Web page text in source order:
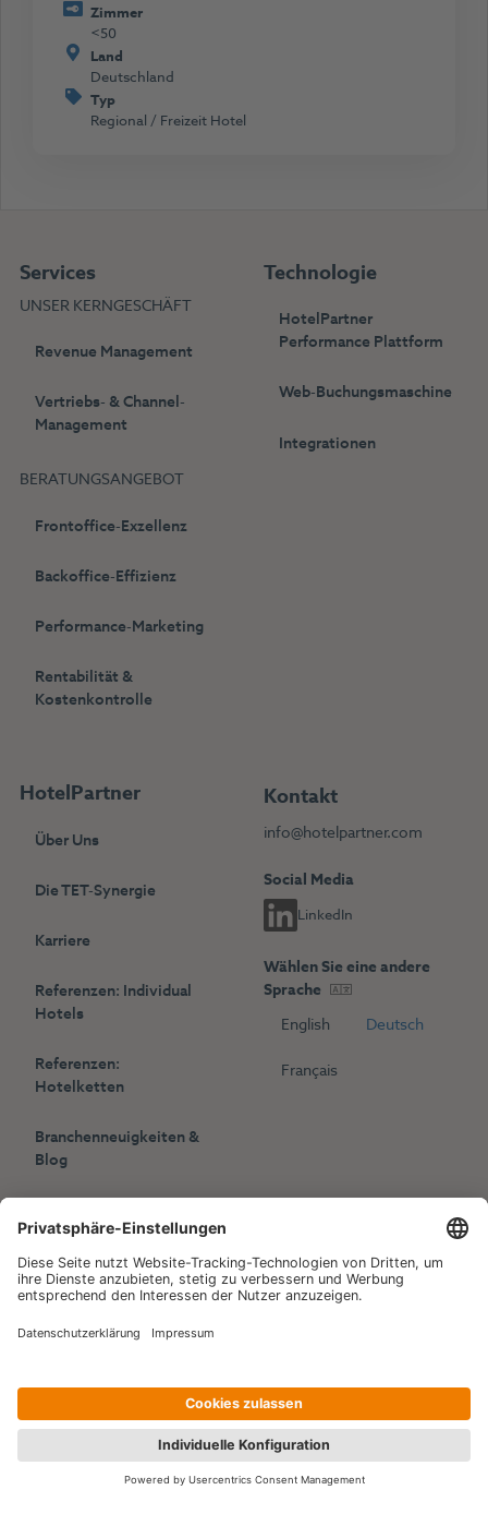
Zimmer
<50
Land
Deutschland
Typ
Regional / Freizeit Hotel
Services
UNSER KERNGESCHÄFT
Revenue Management
Vertriebs- & Channel-
Management
BERATUNGSANGEBOT
Frontoffice-Exzellenz
Backoffice-Effizienz
Performance-Marketing
Rentabilität &
Kostenkontrolle
Technologie
HotelPartner
Performance Plattform
Web-Buchungsmaschine
Integrationen
HotelPartner
Über Uns
Die TET-Synergie
Karriere
Referenzen: Individual
Hotels
Referenzen:
Hotelketten
Branchenneuigkeiten &
Blog
Veranstaltungen
Kontakt
info@hotelpartner.com
Social Media
LinkedIn
Wählen Sie eine andere
Sprache
English
Deutsch
Français
Copyright © 2006-2026 Hotelpartner Management AG |
Datenschutzerklärung Impressum | Site by[WORX]